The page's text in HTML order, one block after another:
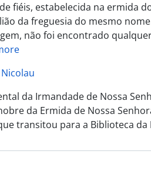
fiéis, estabelecida na ermida
da freguesia do mesmo
não foi encontrado
da Irmandade de Nossa
da Ermida de Nossa
transitou para a Biblioteca da